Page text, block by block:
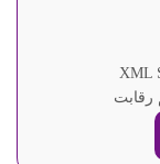
رقابت